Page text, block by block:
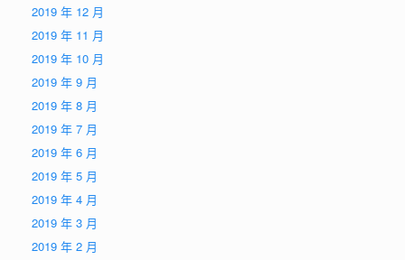
2019 年 12 月
2019 年 11 月
2019 年 10 月
2019 年 9 月
2019 年 8 月
2019 年 7 月
2019 年 6 月
2019 年 5 月
2019 年 4 月
2019 年 3 月
2019 年 2 月